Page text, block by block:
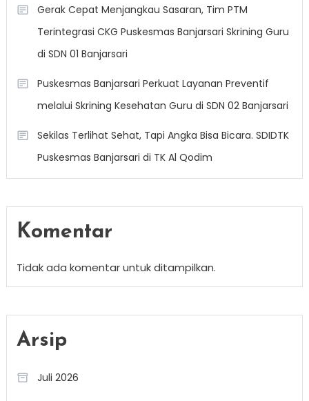
Gerak Cepat Menjangkau Sasaran, Tim PTM
Terintegrasi CKG Puskesmas Banjarsari Skrining Guru
di SDN 01 Banjarsari
Puskesmas Banjarsari Perkuat Layanan Preventif
melalui Skrining Kesehatan Guru di SDN 02 Banjarsari
Sekilas Terlihat Sehat, Tapi Angka Bisa Bicara. SDIDTK
Puskesmas Banjarsari di TK Al Qodim
Komentar
Tidak ada komentar untuk ditampilkan.
Arsip
Juli 2026